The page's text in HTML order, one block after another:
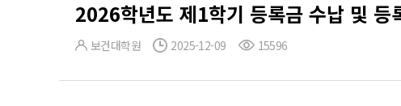
2026학년도 제1학기 등록금 수납 및 등
보건대학원 2025-12-09 15596